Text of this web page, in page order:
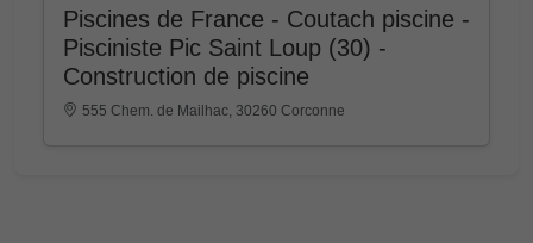
Piscines de France - Coutach piscine -
Pisciniste Pic Saint Loup (30) -
Construction de piscine
555 Chem. de Mailhac, 30260 Corconne